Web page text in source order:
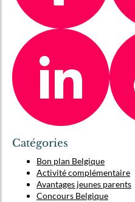
Catégories
Bon plan Belgique
Activité complémentaire
Avantages jeunes parents
Concours Belgique